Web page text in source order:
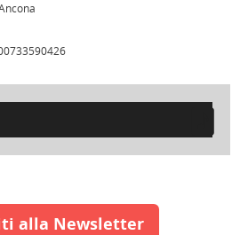
alla Newsletter